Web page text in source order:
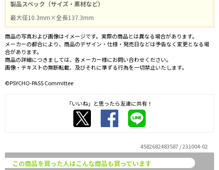
製品スペック（サイズ・素材など）
最大径10.3mm×全長137.3mm
商品の写真および画像はイメージです。実際の商品とは異なる場合があります。
メーカーの都合により、商品のデザイン・仕様・発売日などは予告なく変更となる場
合があります。
商品の詳細につきましては、各メーカー様にお問い合わせください。
画像・テキストの無断転載、及びそれに準ずる行為を一切禁止いたします。
©PSYCHO-PASS Committee
「いいね」と思ったら友達に共有！
4582682483587 / 231004-02
この商品を買った人はこんな商品も買っています